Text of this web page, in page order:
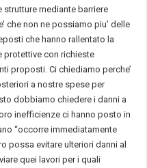
mediante barriere
che non ne possiamo piu’ delle
che hanno rallentato la
protettive con richieste
proposti. Ci chiediamo perche’
a nostre spese per
dobbiamo chiedere i danni a
inefficienze ci hanno posto in
“occorre immediatamente
possa evitare ulteriori danni al
quei lavori per i quali